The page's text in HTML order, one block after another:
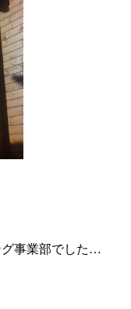
グ事業部でした…